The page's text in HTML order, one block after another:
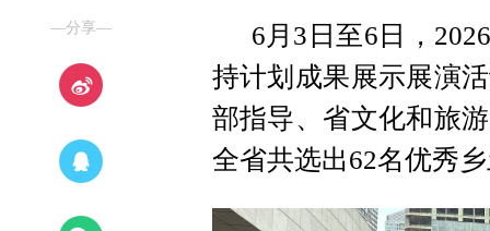
—分享—
6月3日至6日，
持计划成果展示展演
部指导、省文化和旅
全省共选出62名优秀